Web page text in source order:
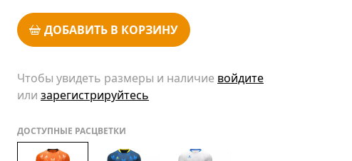
ДОБАВИТЬ В КОРЗИНУ
Чтобы увидеть размеры и наличие войдите
или зарегистрируйтесь
ДОСТУПНЫЕ РАСЦВЕТКИ